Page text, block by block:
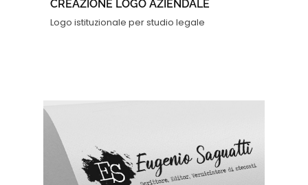
CREAZIONE LOGO AZIENDALE
Logo istituzionale per studio legale